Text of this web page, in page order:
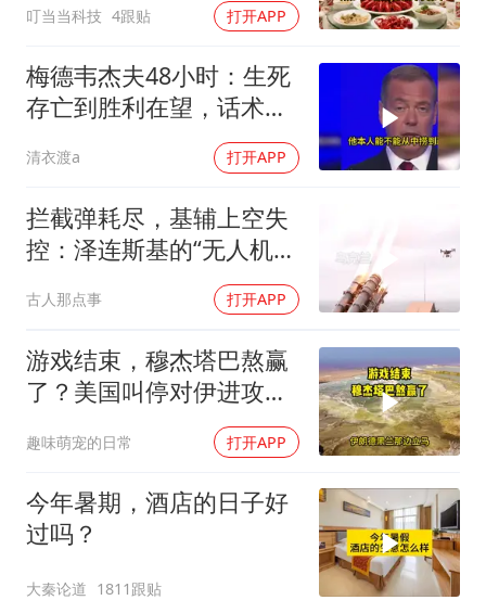
泰国初中生饮弹自尽前开了26枪
习近平心系体育强国建设
叮当当科技 4跟贴 打开APP
梅德韦杰夫48小时：生死
存亡到胜利在望，话术变
清衣渡a 打开APP
拦截弹耗尽，基辅上空失
控：泽连斯基的“无人机神
话”为何突然没人提了
古人那点事 打开APP
游戏结束，穆杰塔巴熬赢
了？美国叫停对伊进攻，
趣味萌宠的日常 打开APP
今年暑期，酒店的日子好
过吗？
大秦论道 1811跟贴